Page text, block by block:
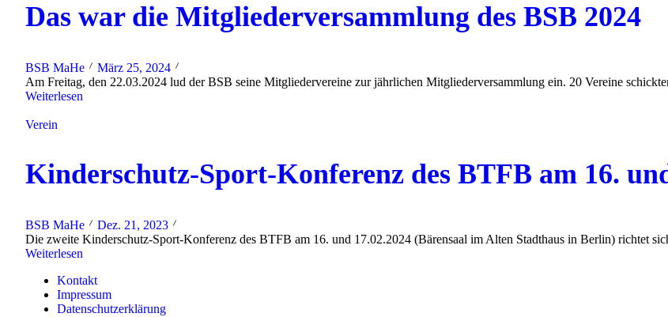
Das war die Mitgliederversammlung des BSB 2024
BSB MaHe
März 25, 2024
Am Freitag, den 22.03.2024 lud der BSB seine Mitgliedervereine zur jährlichen Mitgliederversammlung ein. 20 Vereine
Weiterlesen
Verein
Kinderschutz-Sport-Konferenz des BTFB am 16.
BSB MaHe
Dez. 21, 2023
Die zweite Kinderschutz-Sport-Konferenz des BTFB am 16. und 17.02.2024 (Bärensaal im Alten Stadthaus in Berlin) richtet
Weiterlesen
Kontakt
Impressum
Datenschutzerklärung